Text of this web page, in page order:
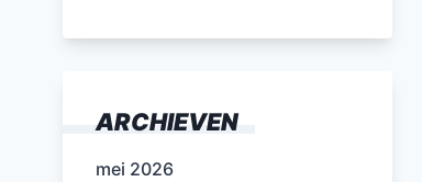
ARCHIEVEN
mei 2026